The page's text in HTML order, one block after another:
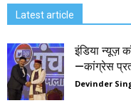
Latest article
इंडिया न्यूज़
—कांग्रेस
Devinder